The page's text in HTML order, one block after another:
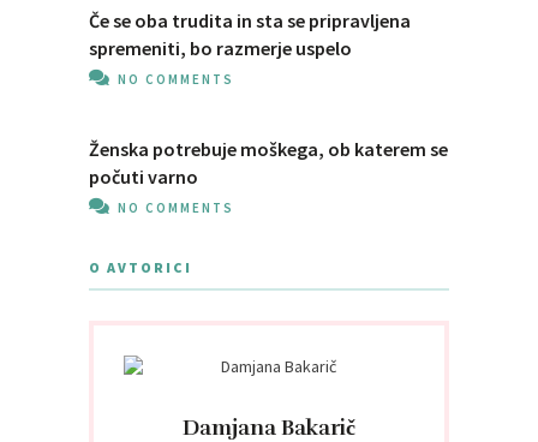
Če se oba trudita in sta se pripravljena
spremeniti, bo razmerje uspelo
NO COMMENTS
Ženska potrebuje moškega, ob katerem se
počuti varno
NO COMMENTS
O AVTORICI
Damjana Bakarič